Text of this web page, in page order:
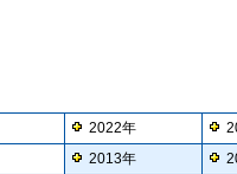
2022年
2013年